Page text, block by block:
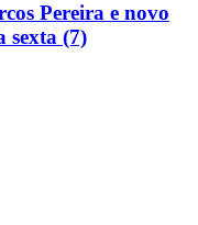
Pereira e novo
sexta (7)